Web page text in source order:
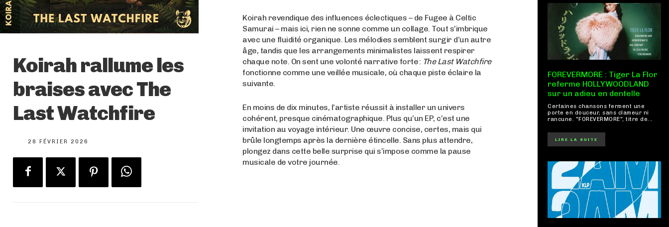
Koirah rallume les
braises avec The
Last Watchfire
28 FÉVRIER 2026
Koirah revendique des influences éclectiques – de Fugee à Celtic
Samurai – mais ici, rien ne sonne comme un collage. Tout s’imbrique
avec une fluidité organique. Les mélodies semblent surgir d’un autre
âge, tandis que les arrangements minimalistes laissent respirer
chaque note. On sent une volonté narrative forte : The Last Watchfire
fonctionne comme une veillée musicale, où chaque piste éclaire la
suivante.
En moins de dix minutes, l’artiste réussit à installer un univers
cohérent, presque cinématographique. Plus qu’un EP, c’est une
invitation au voyage intérieur. Une œuvre concise, certes, mais qui
brûle longtemps après la dernière étincelle. Sans plus attendre,
plongez dans cette belle surprise qui s’impose comme la pause
musicale de votre journée.
FOREVERMORE : Tiger La Flor
referme HOLLYWOODLAND
sur un adieu en dentelle
Certaines chansons ferment une
porte en douceur, sans clameur ni
rancune. "FOREVERMORE", titre de...
LIRE LA SUITE